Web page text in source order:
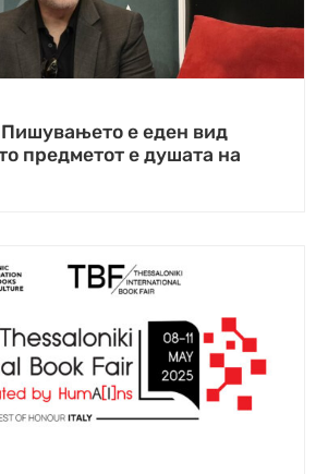
е еден вид
предметот е душата на